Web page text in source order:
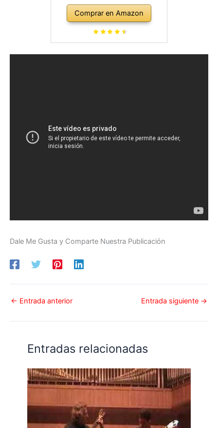
Comprar en Amazon
Dale Me Gusta y Comparte Nuestra Publicación
← Entrada anterior Entrada siguiente →
Entradas relacionadas